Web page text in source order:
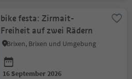
bike festa: Zirmait-
Freiheit auf zwei Rädern
Brixen, Brixen und Umgebung
16 September 2026